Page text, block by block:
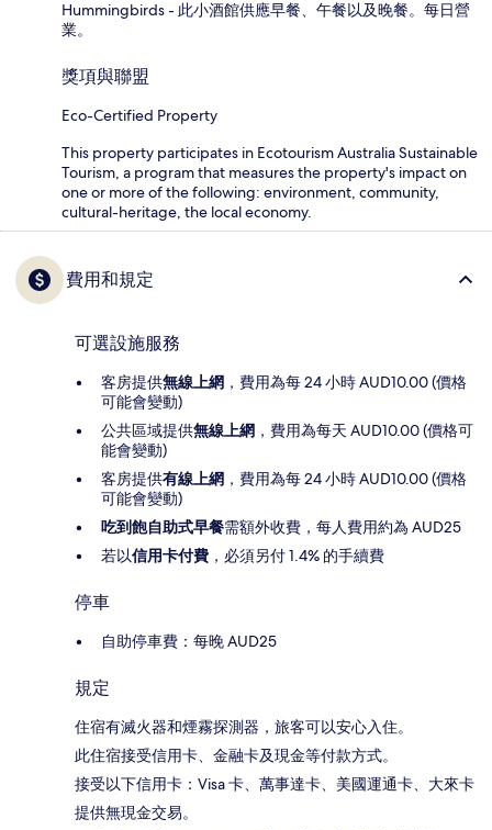
Hummingbirds - 此小酒館供應早餐、午餐以及晚餐。每日營
業。
獎項與聯盟
Eco-Certified Property
This property participates in Ecotourism Australia Sustainable
Tourism, a program that measures the property's impact on
one or more of the following: environment, community,
cultural-heritage, the local economy.
費用和規定
可選設施服務
客房提供無線上網 ，費用為每 24 小時 AUD10.00 (價格
可能會變動)
公共區域提供無線上網 ，費用為每天 AUD10.00 (價格可
能會變動)
客房提供有線上網 ，費用為每 24 小時 AUD10.00 (價格
可能會變動)
吃到飽自助式早餐需額外收費，每人費用約為 AUD25
若以信用卡付費 ，必須另付 1.4% 的手續費
停車
自助停車費：每晚 AUD25
規定
住宿有滅火器和煙霧探測器，旅客可以安心入住。
此住宿接受信用卡、金融卡及現金等付款方式。
接受以下信用卡：Visa 卡、萬事達卡、美國運通卡、大來卡
提供無現金交易。